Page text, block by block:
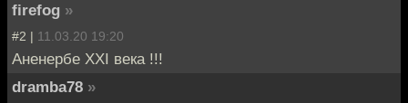
firefog »
#2 | 11.03.20 19:20
Аненербе XXI века !!!
dramba78 »